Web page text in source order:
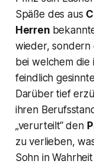
Späße des aus
Herren
wieder, sondern
bei welchem die
feindlich
Darüber tief
ihren
„verurteilt“ den
zu verlieben,
Sohn in